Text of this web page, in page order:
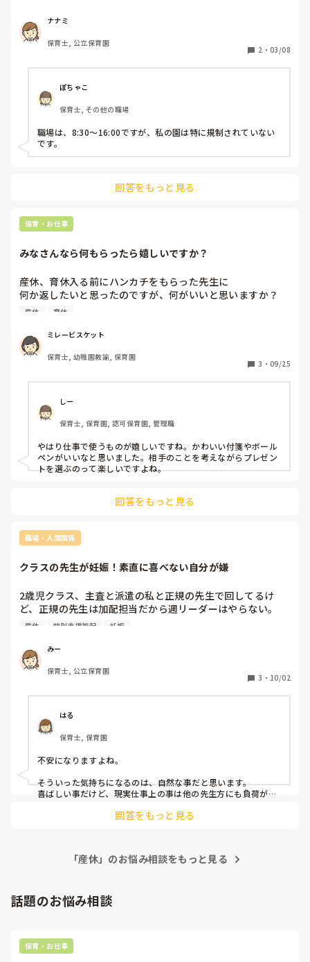
ナナミ
保育士, 公立保育園
2 ・ 03/08
ぽちゃこ
保育士, その他の職場
職場は、8:30〜16:00ですが、私の園は特に規制されていない
です。
回答をもっと見る
保育・お仕事
みなさんなら何もらったら嬉しいですか？
産休、育休入る前にハンカチをもらった先生に
何か返したいと思ったのですが、何がいいと思いますか？
靴下か、文房具か、がいいかなと思ったのですが
お菓子はみんなで分けてもらう用のは買おうと思ってます。
産休 育休
ミレービスケット
保育士, 幼稚園教諭, 保育園
3 ・ 09/25
しー
保育士, 保育園, 認可保育園, 管理職
やはり仕事で使うものが嬉しいですね。かわいい付箋やボール
ペンがいいなと思いました。相手のことを考えながらプレゼン
トを選ぶのって楽しいですよね。
回答をもっと見る
職場・人間関係
クラスの先生が妊娠！素直に喜べない自分が嫌
2歳児クラス、主査と派遣の私と正規の先生で回してるけ
ど、正規の先生は加配担当だから週リーダーはやらない。
正規の先生が休みの時は、加配第2担当の主査が加配児につ
前期は私の方がリーダー回数が圧倒的に多くて、不満だっ
た。
そんな中正規の先生の妊娠が発覚。2月から産休らしい。喜
正規の先生が産休に入ったら、加配児には主査がずっと着く
の？ということは私が全週リーダー？！
と不安になってしまった。
まあその頃には担当性もほぼ解体して、子どもも混ぜて過ご
すのかもしれないから毎週リーダーではないと思うのだけれ
ど、妊娠を心から喜べない自分にショックだった。私も子ど
もいるからわかるのに。
産休 特別支援加配 妊娠
みー
保育士, 公立保育園
3 ・ 10/02
はる
保育士, 保育園
不安になりますよね。
そういった気持ちになるのは、自然な事だと思います。
喜ばしい事だけど、現実仕事上の事は他の先生方にも負荷がか
主様が、気持ちよく働けるよう応援しております！
回答をもっと見る
「産休」のお悩み相談をもっと見る
話題のお悩み相談
保育・お仕事